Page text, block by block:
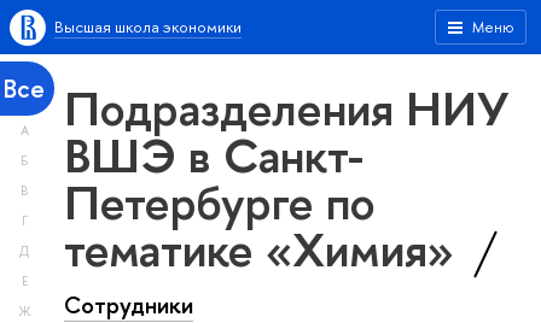
Меню
Высшая школа экономики
Все
А
Б
В
Г
Д
Е
Ж
Подразделения НИУ
ВШЭ в Санкт-
Петербурге по
тематике «Химия»
Сотрудники